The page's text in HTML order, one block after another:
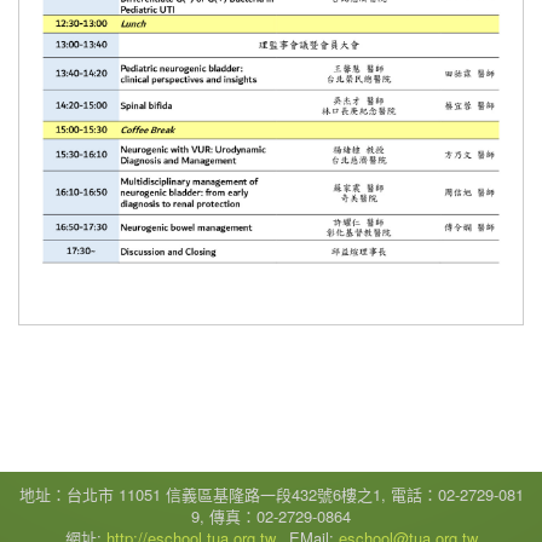
地址：台北市 11051 信義區基隆路一段432號6樓之1, 電話：02-2729-081
9, 傳真：02-2729-0864